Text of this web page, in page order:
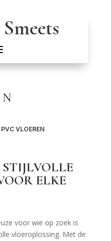
VLOEREN
ELKE
voor wie op zoek is
vloeroplossing. Met de